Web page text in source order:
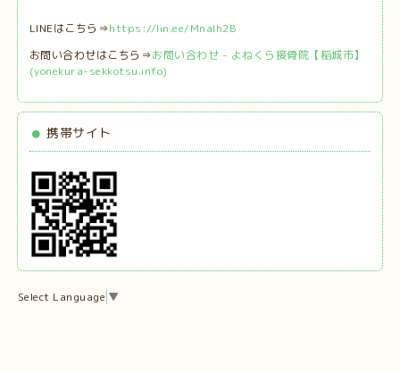
LINEはこちら⇒https://lin.ee/MnaIh2B
お問い合わせはこちら⇒お問い合わせ - よねくら接骨院【稲城市】
(yonekura-sekkotsu.info)
携帯サイト
Select Language ▼